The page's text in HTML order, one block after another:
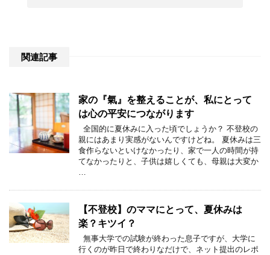
関連記事
家の『氣』を整えることが、私にとって
は心の平安につながります
全国的に夏休みに入った頃でしょうか？ 不登校の
親にはあまり実感がないんですけどね。 夏休みは三
食作らないといけなかったり、家で一人の時間が持
てなかったりと、子供は嬉しくても、母親は大変か
…
【不登校】のママにとって、夏休みは
楽？キツイ？
無事大学での試験が終わった息子ですが、大学に
行くのが昨日で終わりなだけで、ネット提出のレポ